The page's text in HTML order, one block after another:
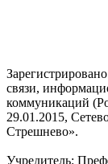
связи,
коммуникаций
29.01.2015,
Стрешнево».
Учредитель: